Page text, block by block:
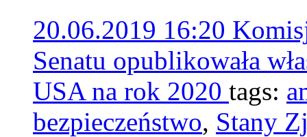
20.06.2019 16:20
Senatu opublikowała
USA na rok 2020 tags:
bezpieczeństwo, Stany